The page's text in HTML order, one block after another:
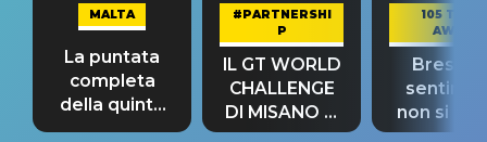
MALTA
La puntata
completa
della quinta
tappa
#PARTNERSHI
P
IL GT WORLD
CHALLENGE
DI MISANO si
riconferma
105 TAKE
AWAY
Bresh:
non si
fino alla